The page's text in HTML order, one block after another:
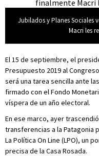
Jubilados y Planes Sociales
Macri les
El 15 de septiembre, el
Presupuesto 2019 al
será una tarea sencilla ante
firmado con el Fondo
víspera de un año electoral.
En ese marco, ayer
transferencias a la Patagonia
La Política On Line (LPO), un
precisa de la Casa Rosada.